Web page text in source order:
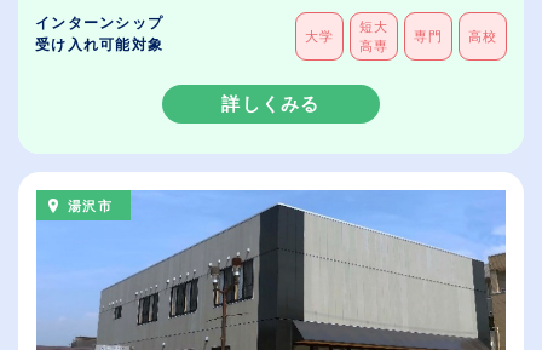
インターンシップ
受け入れ可能対象
大学
短大
高専
専門 高校
詳しくみる
湯沢市